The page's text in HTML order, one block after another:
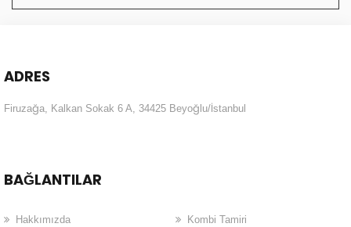
ADRES
Firuzağa, Kalkan Sokak 6 A, 34425 Beyoğlu/İstanbul
BAĞLANTILAR
Hakkımızda Kombi Tamiri